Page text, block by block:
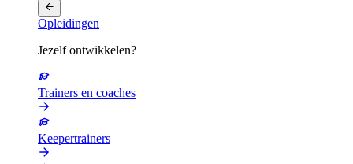
Opleidingen
Jezelf ontwikkelen?
Trainers en coaches
Keepertrainers